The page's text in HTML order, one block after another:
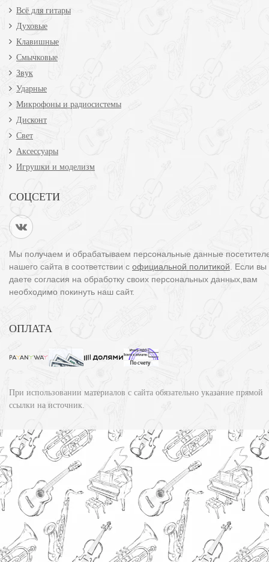
Всё для гитары
Духовые
Клавишные
Смычковые
Звук
Ударные
Микрофоны и радиосистемы
Дисконт
Свет
Аксессуары
Игрушки и моделизм
СОЦСЕТИ
Мы получаем и обрабатываем персональные данные
нашего сайта в соответствии с официальной политикой . Если
даете согласия на обработку своих персональных данных,вам
необходимо покинуть наш сайт.
ОПЛАТА
При использовании материалов с сайта обязательно указание прямой
ссылки на источник.